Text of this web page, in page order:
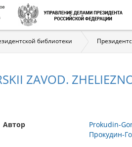
библиотеки
ZAVOD.
Автор
Prokudin-
Прокудин-